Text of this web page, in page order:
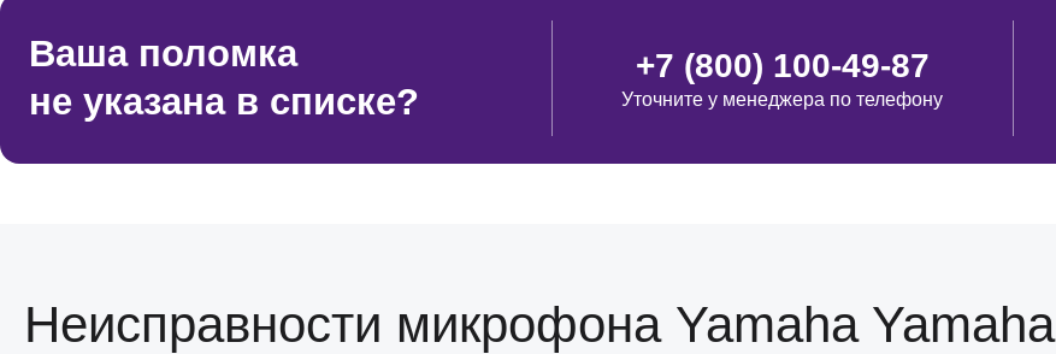
Ремонт/замена разъемов
микрофонов Yamaha
от 110
Yamaha
от 120
Ваша поломка
не указана в списке?
+7 (800) 100-49-87
Уточните у менеджера по телефону
Неисправности микрофона Yamaha Yamaha